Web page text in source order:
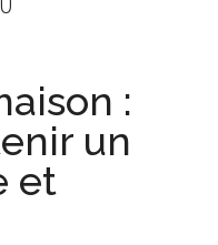
:
un
et